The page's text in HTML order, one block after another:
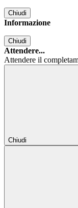
Chiudi
Informazione
Chiudi
Attendere...
Attendere il
Chiudi